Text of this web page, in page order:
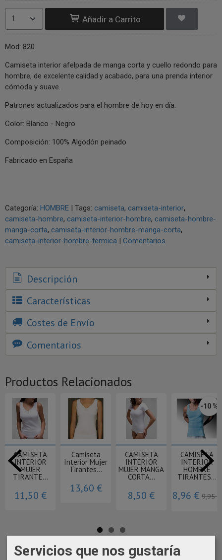
Añadir a Carrito
Mod: 820
Camiseta interior afelpada de manga corta y cuello redondo para
hombre, de excelente calidad y acabado, para una prenda interior
cómoda y suave.
Patrones actualizados para el hombre de hoy en día.
Color: Blanco - Negro
Composición: 100% Algodón peinado
Fabricado en España
Categoría: HOMBRE | Tags: camiseta camiseta-interior
camiseta-hombre camiseta-interior-hombre camiseta-hombre-
manga-corta camiseta-interior-hombre-manga-corta
camiseta-interior-hombre-termica | Comentarios
Descripción
Características
Costes de Envío
Comentarios
Productos Relacionados
CAMISETA
INTERIOR
MUJER
TIRANTE...
11,50 €
Camiseta
Interior Mujer
Tirantes...
13,60 €
CAMISETA
INTERIOR
MUJER MANGA
CORTA...
8,50 €
-10 %
CAMISETA
INTERIOR
HOMBRE
TIRANTES...
8,96 € 9,95 €
Servicios que nos gustaría